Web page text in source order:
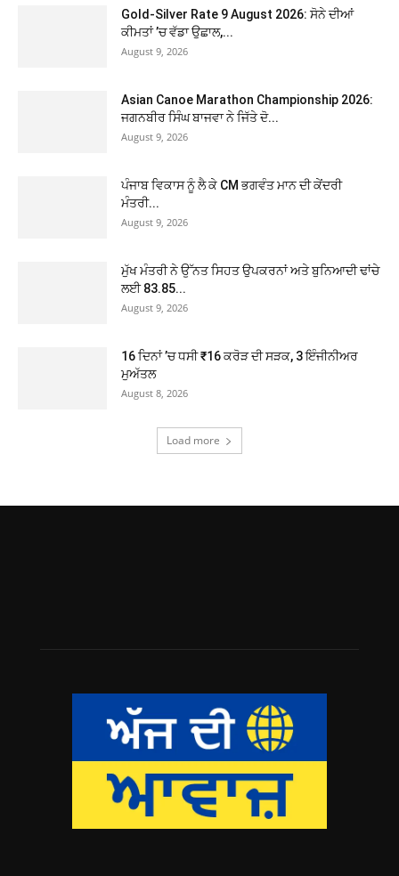
Gold-Silver Rate 9 August 2026: ਸੋਨੇ ਦੀਆਂ
ਕੀਮਤਾਂ ’ਚ ਵੱਡਾ ਉਛਾਲ,...
August 9, 2026
Asian Canoe Marathon Championship 2026:
ਜਗਨਬੀਰ ਸਿੰਘ ਬਾਜਵਾ ਨੇ ਜਿੱਤੇ ਦੋ...
August 9, 2026
ਪੰਜਾਬ ਵਿਕਾਸ ਨੂੰ ਲੈ ਕੇ CM ਭਗਵੰਤ ਮਾਨ ਦੀ ਕੇਂਦਰੀ
ਮੰਤਰੀ...
August 9, 2026
ਮੁੱਖ ਮੰਤਰੀ ਨੇ ਉੱਨਤ ਸਿਹਤ ਉਪਕਰਨਾਂ ਅਤੇ ਬੁਨਿਆਦੀ ਢਾਂਚੇ
ਲਈ 83.85...
August 9, 2026
16 ਦਿਨਾਂ ’ਚ ਧਸੀ ₹16 ਕਰੋੜ ਦੀ ਸੜਕ, 3 ਇੰਜੀਨੀਅਰ
ਮੁਅੱਤਲ
August 8, 2026
Load more